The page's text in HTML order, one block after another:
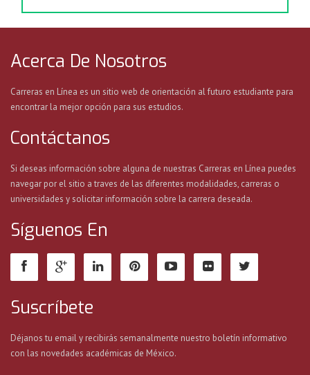
Acerca De Nosotros
Carreras en Línea es un sitio web de orientación al futuro estudiante para
encontrar la mejor opción para sus estudios.
Contáctanos
Si deseas información sobre alguna de nuestras Carreras en Línea puedes
navegar por el sitio a traves de las diferentes modalidades, carreras o
universidades y solicitar información sobre la carrera deseada.
Síguenos En
Suscríbete
Déjanos tu email y recibirás semanalmente nuestro boletín informativo
con las novedades académicas de México.